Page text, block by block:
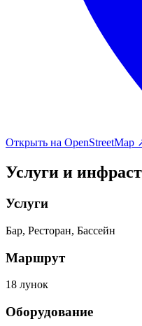
Открыть на OpenStreetMap
Услуги и
Услуги
Бар, Ресторан, Бассейн
Маршрут
18 лунок
Оборудование